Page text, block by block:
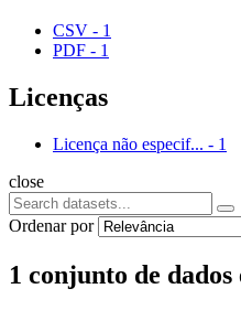
CSV - 1
PDF - 1
Licenças
Licença não especif... - 1
close
Ordenar por
1 conjunto de